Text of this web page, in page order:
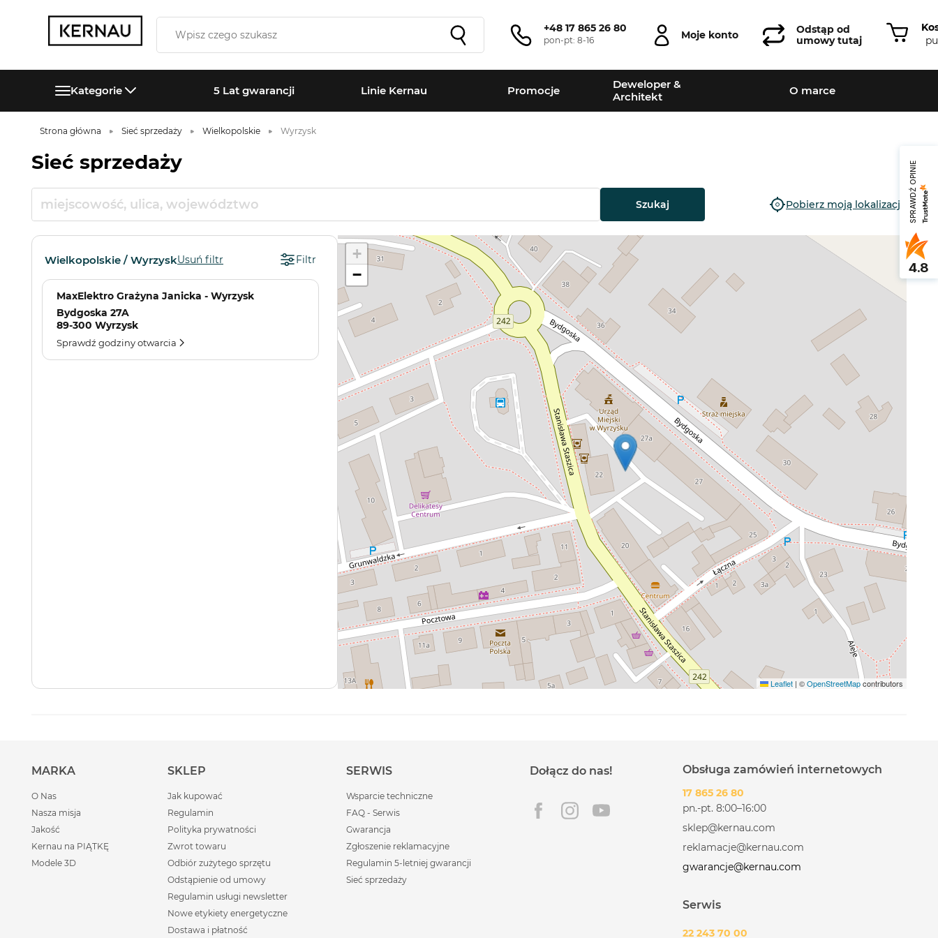
+48 17 865 26 80
pon-pt: 8-16 Moje konto
Odstąp od
umowy tutaj
Kategorie 5 Lat gwarancji Linie Kernau Promocje
Deweloper &
Architekt
O marce
Strona główna Sieć sprzedaży Wielkopolskie Wyrzysk
Sieć sprzedaży
Szukaj Pobierz moją lokalizację
Wielkopolskie / WyrzyskUsuń filtr Filtr
MaxElektro Grażyna Janicka - Wyrzysk
Bydgoska 27A
89-300 Wyrzysk
Sprawdź godziny otwarcia
+
−
Leaflet | ©OpenStreetMapcontributors
MARKA
O Nas
Nasza misja
Jakość
Kernau na PIĄTKĘ
Modele 3D
SKLEP
Jak kupować
Regulamin
Polityka prywatności
Zwrot towaru
Odbiór zużytego sprzętu
Odstąpienie od umowy
Regulamin usługi newsletter
Nowe etykiety energetyczne
Dostawa i płatność
SERWIS
Wsparcie techniczne
FAQ - Serwis
Gwarancja
Zgłoszenie reklamacyjne
Regulamin 5-letniej gwarancji
Sieć sprzedaży
Dołącz do nas! Obsługa zamówień internetowych
17 865 26 80
pn.-pt. 8:00–16:00
sklep@kernau.com
reklamacje@kernau.com
gwarancje@kernau.com
Serwis
22 243 70 00
SPRAWDŹ OPINIE
4.8